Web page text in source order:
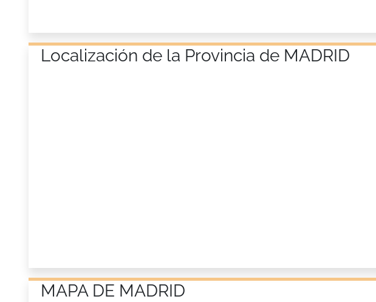
Localización de la Provincia de MADRID
MAPA DE MADRID